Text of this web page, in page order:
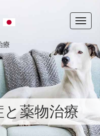
療
薬物治療